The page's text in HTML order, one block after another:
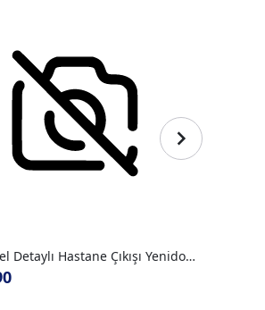
Tül Dantel Detaylı Hastane Çıkışı Yenidoğan Set